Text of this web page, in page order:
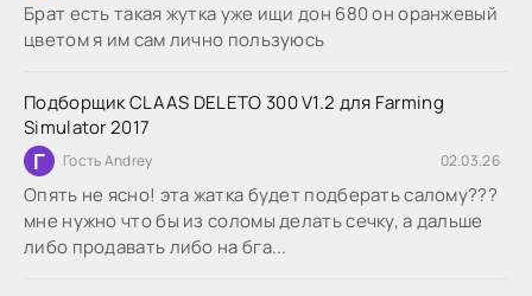
Брат есть такая жутка уже ищи дон 680 он оранжевый
цветом я им сам лично пользуюсь
Подборщик CLAAS DELETO 300 V1.2 для Farming
Simulator 2017
Г Гость Andrey 02.03.26
Опять не ясно! эта жатка будет подберать салому???
мне нужно что бы из соломы делать сечку, а дальше
либо продавать либо на бга...